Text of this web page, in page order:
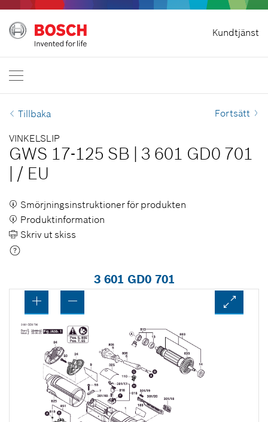
Kundtjänst
Ångra avtal
Bosch Professional
Tillbaka Fortsätt
VINKELSLIP
GWS 17-125 SB
3 601 GD0 701
/ EU
Smörjningsinstruktioner för produkten
Produktinformation
Skriv ut skiss
3 601 GD0 701